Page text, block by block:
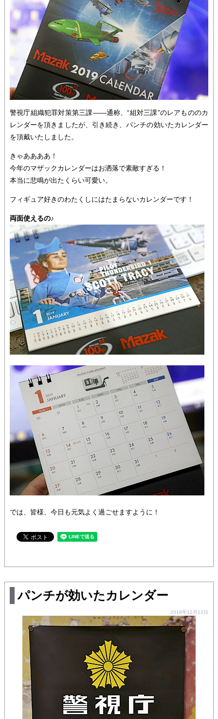
警視庁組織犯罪対策第三課――通称、“組対三課”のレアもののカ
レンダーを頂きましたが、引き続き、パンチの効いたカレンダー
を頂戴いたしました。
きゃああああ！
今年のマザックカレンダーはお洒落で素敵すぎる！
本当に悲鳴が出たくらい可愛い。
フィギュア好きのわたくしにはたまらないカレンダーです！
両面使えるの♪
では、皆様、今日も元気よく過ごせますように！
パンチが効いたカレンダー
2018年12月12日